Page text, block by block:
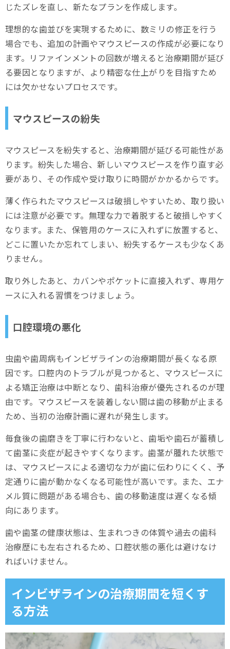
じたズレを直し、新たなプランを作成します。
理想的な歯並びを実現するために、数ミリの修正を行う
場合でも、追加の計画やマウスピースの作成が必要になり
ます。リファインメントの回数が増えると治療期間が延び
る要因となりますが、より精密な仕上がりを目指すため
には欠かせないプロセスです。
マウスピースの紛失
マウスピースを紛失すると、治療期間が延びる可能性があ
ります。紛失した場合、新しいマウスピースを作り直す必
要があり、その作成や受け取りに時間がかかるからです。
薄く作られたマウスピースは破損しやすいため、取り扱い
には注意が必要です。無理な力で着脱すると破損しやすく
なります。また、保管用のケースに入れずに放置すると、
どこに置いたか忘れてしまい、紛失するケースも少なくあ
りません。
取り外したあと、カバンやポケットに直接入れず、専用ケ
ースに入れる習慣をつけましょう。
口腔環境の悪化
虫歯や歯周病もインビザラインの治療期間が長くなる原
因です。口腔内のトラブルが見つかると、マウスピースに
よる矯正治療は中断となり、歯科治療が優先されるのが理
由です。マウスピースを装着しない間は歯の移動が止まる
ため、当初の治療計画に遅れが発生します。
毎食後の歯磨きを丁寧に行わないと、歯垢や歯石が蓄積し
て歯茎に炎症が起きやすくなります。歯茎が腫れた状態で
は、マウスピースによる適切な力が歯に伝わりにくく、予
定通りに歯が動かなくなる可能性が高いです。また、エナ
メル質に問題がある場合も、歯の移動速度は遅くなる傾
向にあります。
歯や歯茎の健康状態は、生まれつきの体質や過去の歯科
治療歴にも左右されるため、口腔状態の悪化は避けなけ
ればいけません。
インビザラインの治療期間を短くす
る方法